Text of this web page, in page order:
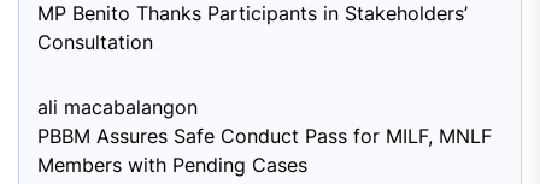
MP Benito Thanks Participants in Stakeholders’
Consultation
ali macabalangon
PBBM Assures Safe Conduct Pass for MILF, MNLF
Members with Pending Cases